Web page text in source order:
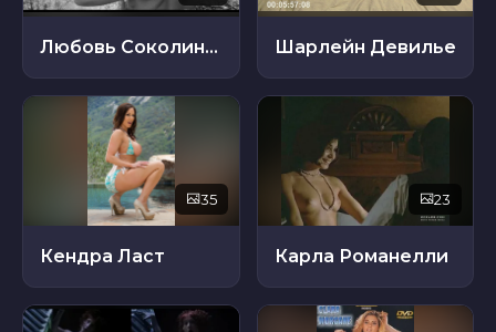
Любовь Соколинская Шарлейн Девилье
35
Кендра Ласт
23
Карла Романелли